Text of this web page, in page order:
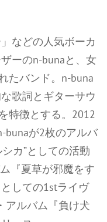
などの人気ボーカ
ーのn-bunaと、女
たバンド。n-buna
歌詞とギターサウ
特徴とする。2012
bunaが2枚のアルバ
カ”としての活動
『夏草が邪魔をす
しての1stライヴ
アルバム『負け犬